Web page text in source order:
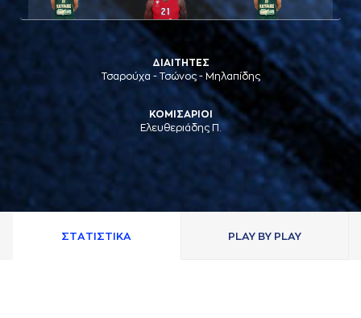
ΔΙΑΙΤΗΤΕΣ
Τσαρούχα - Τσώνος - Μηλαπίδης
ΚΟΜΙΣΑΡΙΟΙ
Ελευθεριάδης Π.
ΣΤAΤΙΣΤΙΚA PLAY BY PLAY